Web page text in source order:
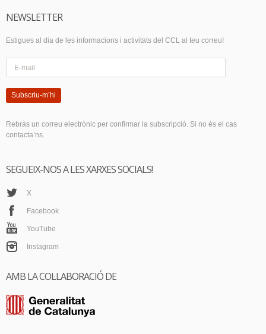
NEWSLETTER
Estigues al dia de les informacions i activitats del CCL al teu correu!
Subscriu-m’hi
Rebràs un correu electrònic per confirmar la subscripció. Si no és el cas
contacta’ns.
SEGUEIX-NOS A LES XARXES SOCIALS!
X
Facebook
YouTube
Instagram
AMB LA COL·LABORACIÓ DE